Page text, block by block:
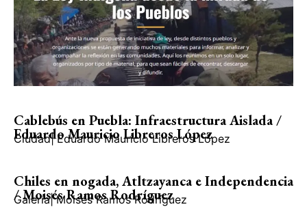
Cablebús en Puebla: Infraestructura Aislada /
Eduardo Mauricio Libreros López
Ciudad| Eduardo Mauricio Libreros López
Chiles en nogada, Atltzayanca e Independencia
/ Moisés Ramos Rodríguez
Galería| Moisés Ramos Rodríguez